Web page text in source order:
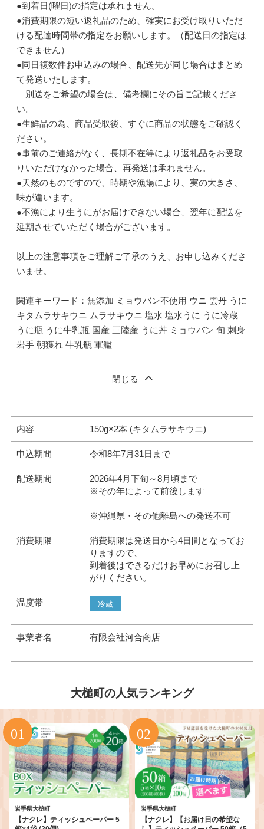
●到着日(曜日)の指定は承れません。
●消費期限の短い返礼品のため、確実にお受け取りいただ
ける配達時間帯の指定をお願いします。（配送日の指定は
できません）
●同日複数件お申込みの場合、配送先が同じ場合はまとめ
て発送いたします。
別送をご希望の場合は、備考欄にその旨ご記載くださ
い。
●生鮮品の為、商品受取後、すぐに商品の状態をご確認く
ださい。
●事前のご連絡がなく、長期不在等により返礼品をお受取
りいただけなかった場合、再発送は承れません。
●天然のものですので、時期や漁場により、実の大きさ、
味が違います。
●不漁により生うにがお届けできない場合、翌年に配送を
延期させていただく場合がございます。
以上の注意事項をご理解ご了承のうえ、お申し込みくださ
いませ。
関連キーワード：無添加 ミョウバン不使用 ウニ 雲丹 うに
キタムラサキウニ ムラサキウニ 塩水 塩水うに うに冷蔵
うに瓶 うに牛乳瓶 国産 三陸産 うに丼 ミョウバン 旬 刺身
岩手 朝獲れ 牛乳瓶 軍艦
閉じる
内容 150g×2本 (キタムラサキウニ)
申込期間 令和8年7月31日まで
配送期間
2026年4月下旬～8月頃まで
※その年によって前後します
※沖縄県・その他離島への発送不可
消費期限
消費期限は発送日から4日間となってお
りますので、
到着後はできるだけお早めにお召し上
がりください。
温度帯 冷蔵
事業者名 有限会社河合商店
大槌町の人気ランキング
岩手県大槌町
【ナクレ】ティッシュペーパー 5
岩手県大槌町
【ナクレ】【お届け日の希望な